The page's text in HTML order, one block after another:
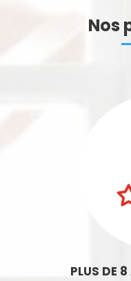
Nos
PLUS DE